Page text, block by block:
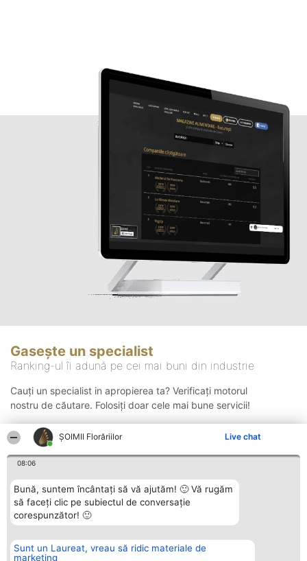
ȘOIMII Florăriilor Live chat
08:06
Bună, suntem încântați să vă ajutăm! 🙂 Vă rugăm
să faceți clic pe subiectul de conversație
corespunzător! 🙂
Sunt un Laureat, vreau să ridic materiale de
marketing
Gasește un specialist
Ranking-ul îi adună pe cei mai buni din industrie
Cauți un specialist in apropierea ta? Verificați motorul
nostru de căutare. Folosiți doar cele mai bune servicii!
Organizator Ranking
BRIGHT SOLUTIONS BR SRL
Plebiscyt Contact